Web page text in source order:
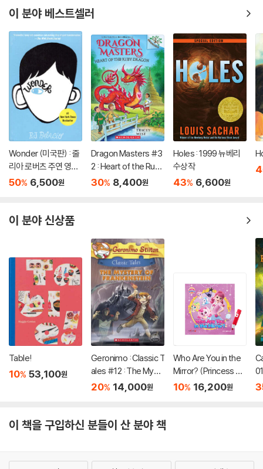
이 분야 베스트셀러
Wonder (미국판) : 줄
리아 로버츠 주연 영화
'원더' 원작 소설
50% 6,500원
Dragon Masters #3
2 : Heart of the Ruby
Dragon (A Branches
30% 8,400원
Holes : 1999 뉴베리
수상작
43% 6,600원
이 분야 신상품
Table!
10% 53,100원
Geronimo : Classic T
ales #12 : The Myst
ery of Frankenstein
20% 14,000원
Who Are You in the
Mirror? (Princess Ca
tch! Teenieping) (세
10% 16,200원
이 책을 구입하신 분들이 산 분야 책